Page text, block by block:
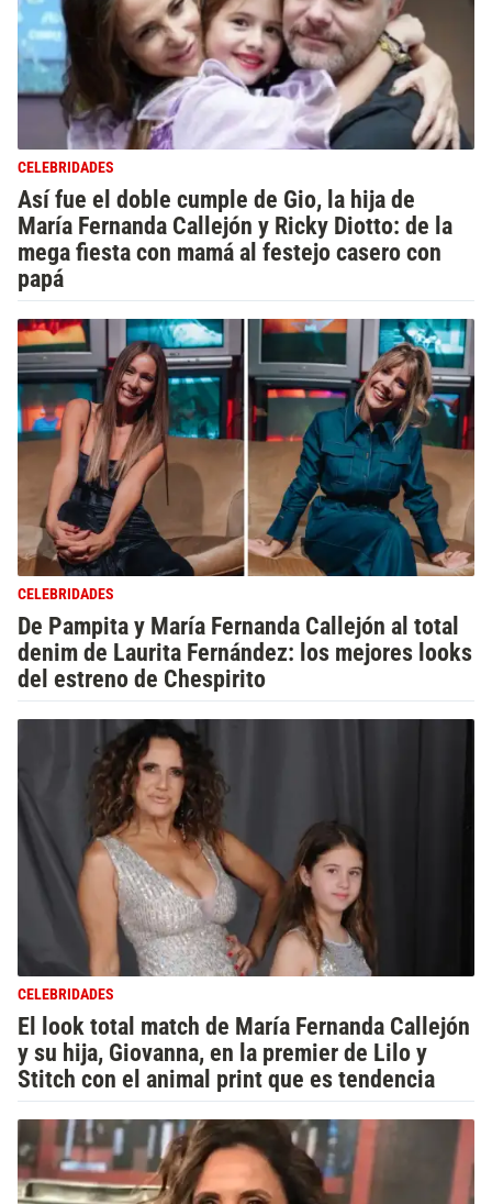
CELEBRIDADES
Así fue el doble cumple de Gio, la hija de
María Fernanda Callejón y Ricky Diotto: de la
mega fiesta con mamá al festejo casero con
papá
CELEBRIDADES
De Pampita y María Fernanda Callejón al total
denim de Laurita Fernández: los mejores looks
del estreno de Chespirito
CELEBRIDADES
El look total match de María Fernanda Callejón
y su hija, Giovanna, en la premier de Lilo y
Stitch con el animal print que es tendencia